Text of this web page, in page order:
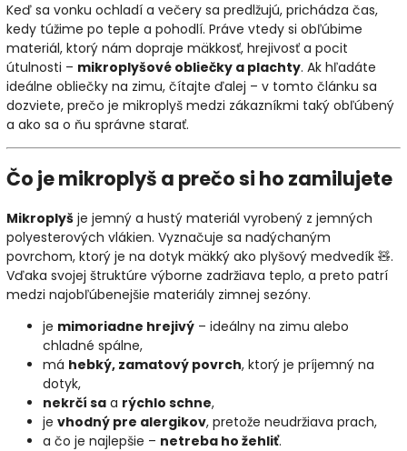
Keď sa vonku ochladí a večery sa predlžujú, prichádza čas,
kedy túžime po teple a pohodlí. Práve vtedy si obľúbime
materiál, ktorý nám dopraje mäkkosť, hrejivosť a pocit
útulnosti – mikroplyšové obliečky a plachty. Ak hľadáte
ideálne obliečky na zimu, čítajte ďalej – v tomto článku sa
dozviete, prečo je mikroplyš medzi zákazníkmi taký obľúbený
a ako sa o ňu správne starať.
Čo je mikroplyš a prečo si ho zamilujete
Mikroplyš je jemný a hustý materiál vyrobený z jemných
polyesterových vlákien. Vyznačuje sa nadýchaným
povrchom, ktorý je na dotyk mäkký ako plyšový medvedík 🧸.
Vďaka svojej štruktúre výborne zadržiava teplo, a preto patrí
medzi najobľúbenejšie materiály zimnej sezóny.
je mimoriadne hrejivý – ideálny na zimu alebo
chladné spálne,
má hebký, zamatový povrch, ktorý je príjemný na
dotyk,
nekrčí sa a rýchlo schne,
je vhodný pre alergikov, pretože neudržiava prach,
a čo je najlepšie – netreba ho žehliť.